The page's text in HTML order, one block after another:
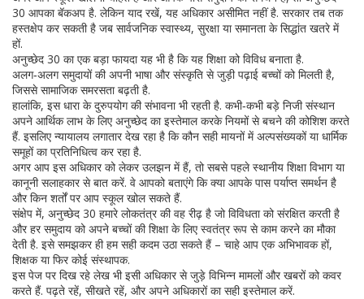
30 आपका बॅकअप है. लेकिन याद रखें, यह अधिकार असीमित नहीं है. सरकार तब तक
हस्तक्षेप कर सकती है जब सार्वजनिक स्वास्थ्य, सुरक्षा या समानता के सिद्धांत खतरे में
हों.
अनुच्छेद 30 का एक बड़ा फायदा यह भी है कि यह शिक्षा को विविध बनाता है.
अलग‑अलग समुदायों की अपनी भाषा और संस्कृति से जुड़ी पढ़ाई बच्चों को मिलती है,
जिससे सामाजिक समरसता बढ़ती है.
हालांकि, इस धारा के दुरुपयोग की संभावना भी रहती है. कभी‑कभी बड़े निजी संस्थान
अपने आर्थिक लाभ के लिए अनुच्छेद का इस्तेमाल करके नियमों से बचने की कोशिश करते
हैं. इसलिए न्यायालय लगातार देख रहा है कि कौन सही मायनों में अल्पसंख्यकों या धार्मिक
समूहों का प्रतिनिधित्व कर रहा है.
अगर आप इस अधिकार को लेकर उलझन में हैं, तो सबसे पहले स्थानीय शिक्षा विभाग या
कानूनी सलाहकार से बात करें. वे आपको बताएंगे कि क्या आपके पास पर्याप्त समर्थन है
और किन शर्तों पर आप स्कूल खोल सकते हैं.
संक्षेप में, अनुच्छेद 30 हमारे लोकतंत्र की वह रीढ़ है जो विविधता को संरक्षित करती है
और हर समुदाय को अपने बच्चों की शिक्षा के लिए स्वतंत्र रूप से काम करने का मौका
देती है. इसे समझकर ही हम सही कदम उठा सकते हैं – चाहे आप एक अभिभावक हों,
शिक्षक या फिर कोई संस्थापक.
इस पेज पर दिख रहे लेख भी इसी अधिकार से जुड़े विभिन्न मामलों और खबरों को कवर
करते हैं. पढ़ते रहें, सीखते रहें, और अपने अधिकारों का सही इस्तेमाल करें.